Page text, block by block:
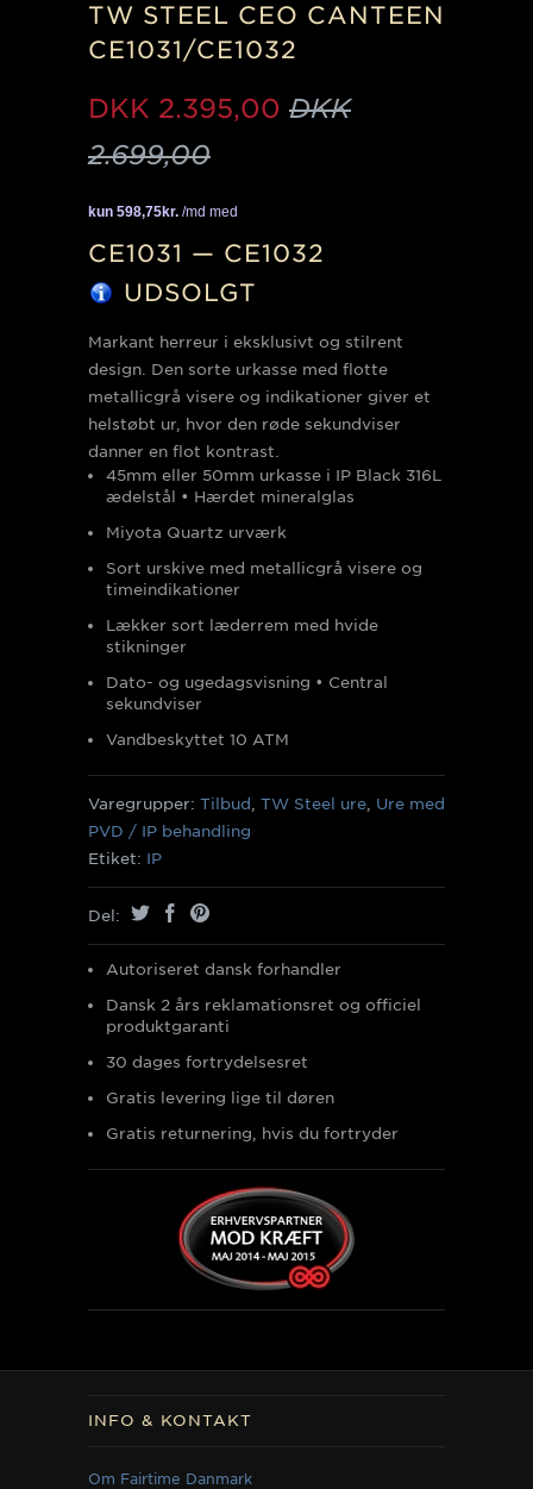
TW STEEL CEO CANTEEN
CE1031/CE1032
DKK 2.395,00 DKK
2.699,00
CE1031 — CE1032
UDSOLGT
Markant herreur i eksklusivt og stilrent
design. Den sorte urkasse med flotte
metallicgrå visere og indikationer giver et
helstøbt ur, hvor den røde sekundviser
danner en flot kontrast.
45mm eller 50mm urkasse i IP Black 316L
ædelstål • Hærdet mineralglas
Miyota Quartz urværk
Sort urskive med metallicgrå visere og
timeindikationer
Lækker sort læderrem med hvide
stikninger
Dato- og ugedagsvisning • Central
sekundviser
Vandbeskyttet 10 ATM
Varegrupper: Tilbud , TW Steel ure, Ure med
PVD / IP behandling
Etiket: IP
Del:
Autoriseret dansk forhandler
Dansk 2 års reklamationsret og officiel
produktgaranti
30 dages fortrydelsesret
Gratis levering lige til døren
Gratis returnering, hvis du fortryder
INFO & KONTAKT
Om Fairtime Danmark